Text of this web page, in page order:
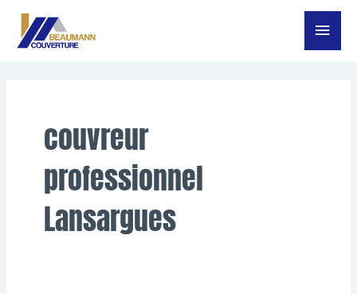
Aller
Menu
couvreur
professionnel
Lansargues